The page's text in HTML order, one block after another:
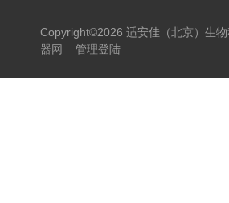
Copyright©2026 适安佳（北京）生
器网
管理登陆